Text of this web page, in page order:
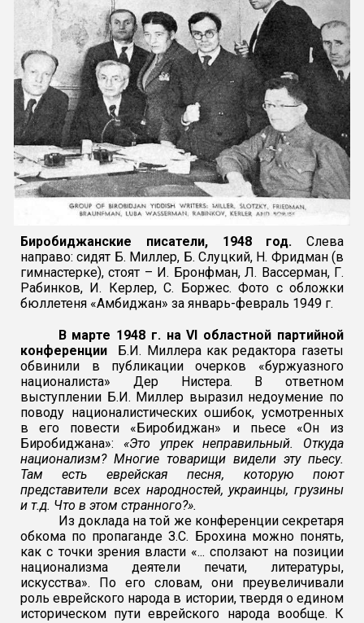
Биробиджанские писатели, 1948 год. Слева
направо: сидят Б. Миллер, Б. Слуцкий, Н. Фридман (в
гимнастерке), стоят – И. Бронфман, Л. Вассерман, Г.
Рабинков, И. Керлер, С. Боржес. Фото с обложки
бюллетеня «Амбиджан» за январь-февраль 1949 г.
В марте 1948 г. на VI областной партийной
конференции Б.И. Миллера как редактора газеты
обвинили в публикации очерков «буржуазного
националиста» Дер Нистера. В ответном
выступлении Б.И. Миллер выразил недоумение по
поводу националистических ошибок, усмотренных
в его повести «Биробиджан» и пьесе «Он из
Биробиджана»: «Это упрек неправильный. Откуда
национализм? Многие товарищи видели эту пьесу.
Там есть еврейская песня, которую поют
представители всех народностей, украинцы, грузины
и т.д. Что в этом странного?».
Из доклада на той же конференции секретаря
обкома по пропаганде З.С. Брохина можно понять,
как с точки зрения власти «... сползают на позиции
национализма деятели печати, литературы,
искусства». По его словам, они преувеличивали
роль еврейского народа в истории, твердя о едином
историческом пути еврейского народа вообще. К